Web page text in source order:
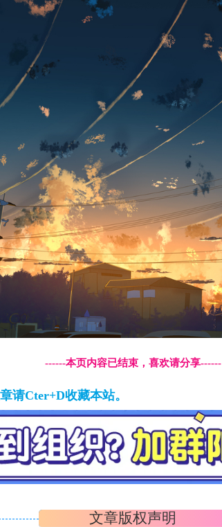
------本页内容已结束，喜欢请分享------
请Cter+D收藏本站。
文章版权声明